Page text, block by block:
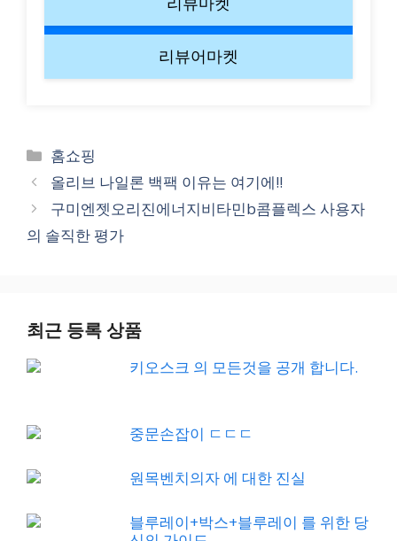
리뷰어마켓
Categories
홈쇼핑
올리브 나일론 백팩 이유는 여기에!!
구미엔젯오리진에너지비타민b콤플렉스 사용자
의 솔직한 평가
최근 등록 상품
키오스크 의 모든것을 공개 합니다.
중문손잡이 ㄷㄷㄷ
원목벤치의자 에 대한 진실
블루레이+박스+블루레이 를 위한 당